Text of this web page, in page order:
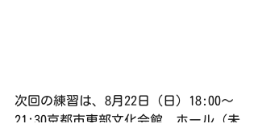
次回の練習は、8月22日（日）18:00〜
21:30京都市東部文化会館　ホール（未